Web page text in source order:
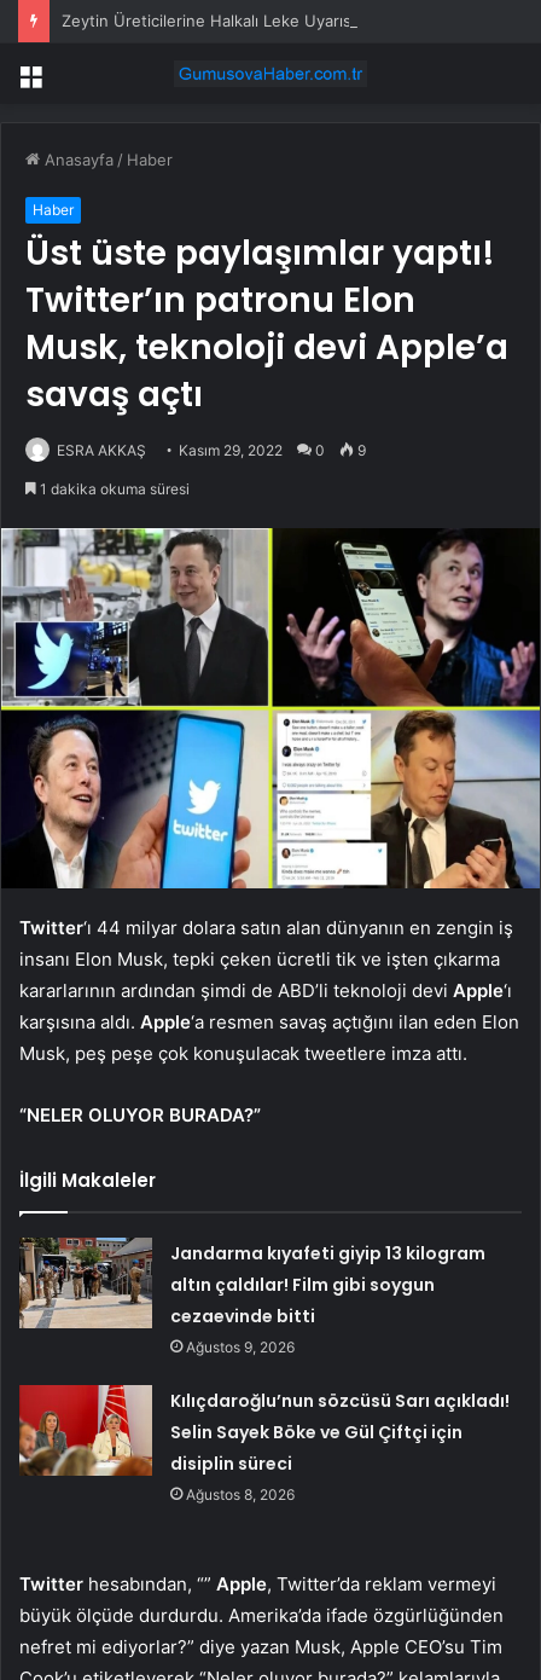
Zeytin Üreticilerine Halkalı Leke Uyarısı
Menü
Anasayfa / Haber
Haber
Üst üste paylaşımlar yaptı!
Twitter’ın patronu Elon
Musk, teknoloji devi Apple’a
savaş açtı
ESRA AKKAŞ Kasım 29, 2022 0 9
1 dakika okuma süresi
Twitter‘ı 44 milyar dolara satın alan dünyanın en zengin iş
insanı Elon Musk, tepki çeken ücretli tik ve işten çıkarma
kararlarının ardından şimdi de ABD’li teknoloji devi Apple‘ı
karşısına aldı. Apple‘a resmen savaş açtığını ilan eden Elon
Musk, peş peşe çok konuşulacak tweetlere imza attı.
“NELER OLUYOR BURADA?”
İlgili Makaleler
Jandarma kıyafeti giyip 13 kilogram
altın çaldılar! Film gibi soygun
cezaevinde bitti
Ağustos 9, 2026
Kılıçdaroğlu’nun sözcüsü Sarı açıkladı!
Selin Sayek Böke ve Gül Çiftçi için
disiplin süreci
Ağustos 8, 2026
Twitter hesabından, “” Apple, Twitter’da reklam vermeyi
büyük ölçüde durdurdu. Amerika’da ifade özgürlüğünden
nefret mi ediyorlar?” diye yazan Musk, Apple CEO’su Tim